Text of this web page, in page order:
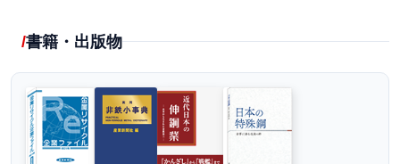
書籍・出版物